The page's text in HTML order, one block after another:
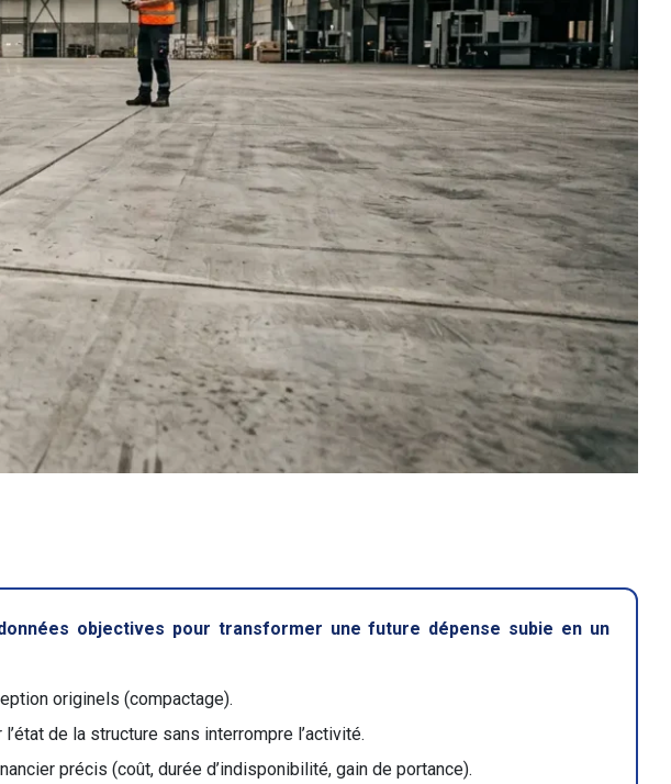
objectives pour transformer une future dépense subie en un
originels (compactage).
de la structure sans interrompre l’activité.
précis (coût, durée d’indisponibilité, gain de portance).